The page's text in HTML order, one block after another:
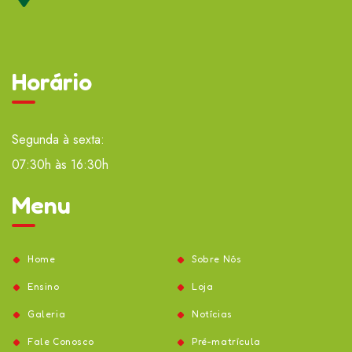
Horário
Segunda à sexta:
07:30h às 16:30h
Menu
Home Sobre Nós
Ensino Loja
Galeria Notícias
Fale Conosco Pré-matrícula